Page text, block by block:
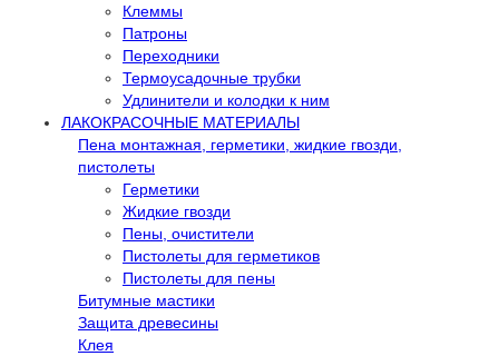
Клеммы
Патроны
Переходники
Термоусадочные трубки
Удлинители и колодки к ним
ЛАКОКРАСОЧНЫЕ МАТЕРИАЛЫ
Пена монтажная, герметики, жидкие гвозди,
пистолеты
Герметики
Жидкие гвозди
Пены, очистители
Пистолеты для герметиков
Пистолеты для пены
Битумные мастики
Защита древесины
Клея